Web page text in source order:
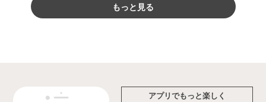
もっと見る
アプリでもっと楽しく